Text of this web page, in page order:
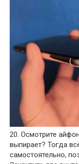
20. Осмотрите
выпирает? Тогда
самостоятельно,